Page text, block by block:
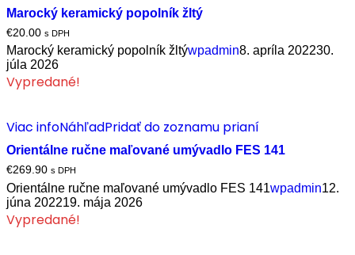
Marocký keramický popolník žltý
€20.00 s DPH
Marocký keramický popolník žltýwpadmin8. apríla 202230.
júla 2026
Vypredané!
Viac infoNáhľadPridať do zoznamu prianí
Orientálne ručne maľované umývadlo FES 141
€269.90 s DPH
Orientálne ručne maľované umývadlo FES 141wpadmin12.
júna 202219. mája 2026
Vypredané!